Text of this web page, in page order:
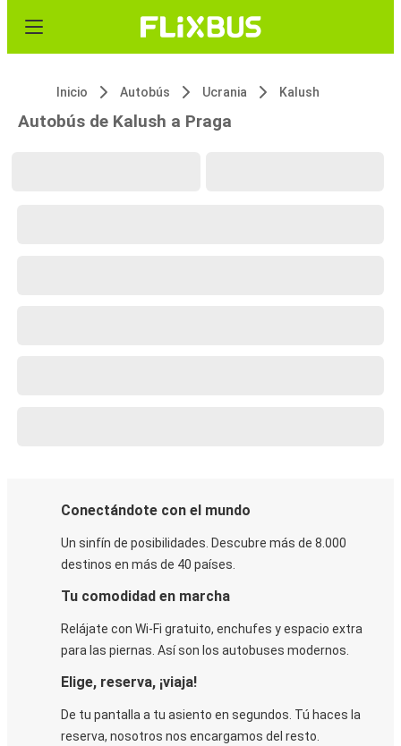
Inicio Autobús Ucrania Kalush
Autobús de Kalush a Praga
Conectándote con el mundo
Un sinfín de posibilidades. Descubre más de 8.000
destinos en más de 40 países.
Tu comodidad en marcha
Relájate con Wi-Fi gratuito, enchufes y espacio extra
para las piernas. Así son los autobuses modernos.
Elige, reserva, ¡viaja!
De tu pantalla a tu asiento en segundos. Tú haces la
reserva, nosotros nos encargamos del resto.